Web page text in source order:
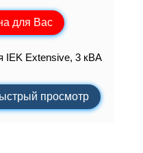
для Вас
IEK Extensive, 3 кВА
просмотр